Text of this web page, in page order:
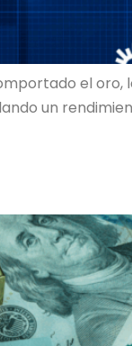
el oro,
un